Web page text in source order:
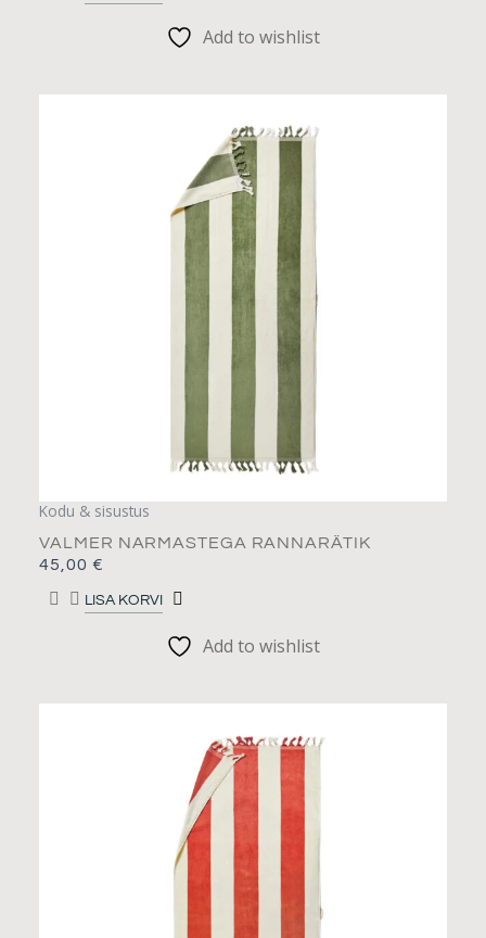
Add to wishlist
Kodu & sisustus
VALMER NARMASTEGA RANNARÄTIK
45,00 €
LISA KORVI
Add to wishlist